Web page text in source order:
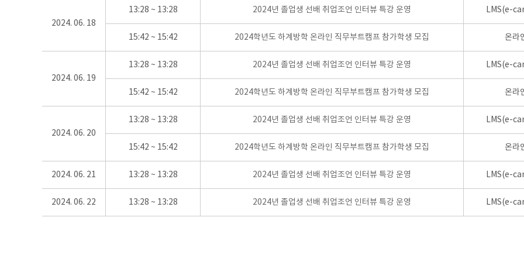
2024. 06. 18
13:28 ~ 13:28 2024년 졸업생 선배 취업조언 인터뷰 특강 운영 LMS(e-
15:42 ~ 15:42 2024학년도 하계방학 온라인 직무부트캠프 참가학생 모집 온라
2024. 06. 19
13:28 ~ 13:28 2024년 졸업생 선배 취업조언 인터뷰 특강 운영 LMS(e-
15:42 ~ 15:42 2024학년도 하계방학 온라인 직무부트캠프 참가학생 모집 온라
2024. 06. 20
13:28 ~ 13:28 2024년 졸업생 선배 취업조언 인터뷰 특강 운영 LMS(e-
15:42 ~ 15:42 2024학년도 하계방학 온라인 직무부트캠프 참가학생 모집 온라
2024. 06. 21 13:28 ~ 13:28 2024년 졸업생 선배 취업조언 인터뷰 특강 운영 LMS(e-
2024. 06. 22 13:28 ~ 13:28 2024년 졸업생 선배 취업조언 인터뷰 특강 운영 LMS(e-